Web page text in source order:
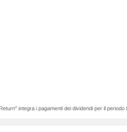
integra i pagamenti dei dividendi per il